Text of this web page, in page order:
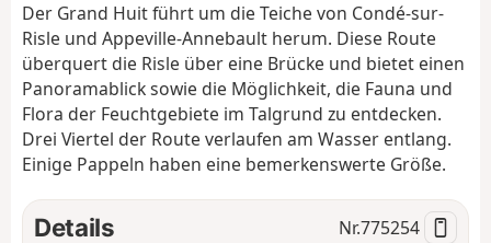
i
o
Der Grand Huit führt um die Teiche von Condé-sur-
Risle und Appeville-Annebault herum. Diese Route
überquert die Risle über eine Brücke und bietet einen
Panoramablick sowie die Möglichkeit, die Fauna und
Flora der Feuchtgebiete im Talgrund zu entdecken.
Drei Viertel der Route verlaufen am Wasser entlang.
Einige Pappeln haben eine bemerkenswerte Größe.
Details Nr.775254